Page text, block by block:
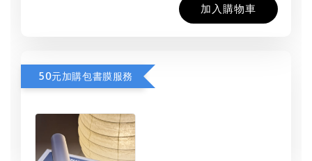
加入購物車
50元加購包書膜服務